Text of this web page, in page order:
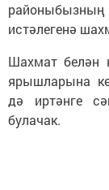
истәлегенә
Шахмат белән
ярышларына
дә иртәнге
булачак.